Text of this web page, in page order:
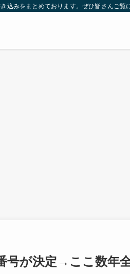
込みをまとめております。ぜひ皆さんご覧
が決定→ここ数年全